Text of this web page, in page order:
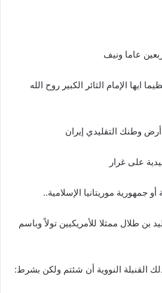
عاما ونيف
ايها الإمام الثائر الكبير روح الله
وطنك التقليدي إيران
على غرار
جمهورية موريتانيا الإسلامية..
بن طلال ممثلا للأمريكيين تولاً وباسم
القنبلة النووية أن شئتم ولكن بشرط: